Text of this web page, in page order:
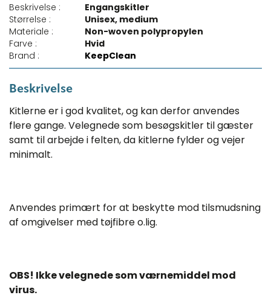
Beskrivelse :
Engangskitler
Størrelse :
Unisex, medium
Materiale :
Non-woven polypropylen
Farve :
Hvid
Brand :
KeepClean
Beskrivelse
Kitlerne er i god kvalitet, og kan derfor anvendes
flere gange. Velegnede som besøgskitler til gæster
samt til arbejde i felten, da kitlerne fylder og vejer
minimalt.
Anvendes primært for at beskytte mod tilsmudsning
af omgivelser med tøjfibre o.lig.
OBS! Ikke velegnede som værnemiddel mod
virus.